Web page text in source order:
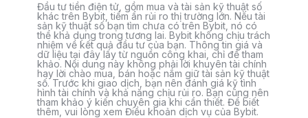
Đầu tư tiền điện tử, gồm mua và tài sản kỹ thuật số
khác trên Bybit, tiềm ẩn rủi ro thị trường lớn. Nếu tài
sản kỹ thuật số bạn tìm chưa có trên Bybit, nó có
thể khả dụng trong tương lai. Bybit không chịu trách
nhiệm về kết quả đầu tư của bạn. Thông tin giá và
dữ liệu tại đây lấy từ nguồn công khai, chỉ để tham
khảo. Nội dung này không phải lời khuyên tài chính
hay lời chào mua, bán hoặc nắm giữ tài sản kỹ thuật
số. Trước khi giao dịch, bạn nên đánh giá kỹ tình
hình tài chính và khả năng chịu rủi ro. Bạn cũng nên
tham khảo ý kiến chuyên gia khi cần thiết. Để biết
thêm, vui lòng xem Điều khoản dịch vụ của Bybit.